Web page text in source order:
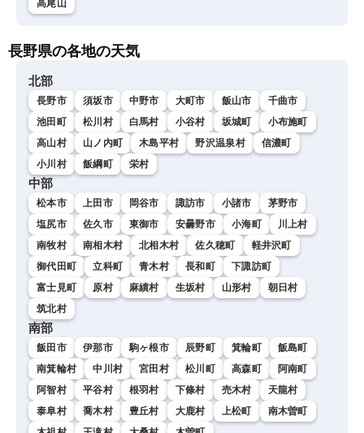
高尾山
長野県の各地の天気
北部
長野市 須坂市 中野市 大町市 飯山市
千曲市
池田町
松川村 白馬村 小谷村 坂城町
小布施町
高山村
山ノ内町 木島平村 野沢温泉村
信濃町
小川村
飯綱町 栄村
中部
松本市 上田市 岡谷市 諏訪市 小諸市
茅野市
塩尻市
佐久市 東御市 安曇野市 小海町
川上村
南牧村
南相木村 北相木村 佐久穂町
軽井沢町
御代田町
立科町 青木村 長和町
下諏訪町
富士見町
原村 麻績村 生坂村 山形村
朝日村
筑北村
南部
飯田市 伊那市 駒ヶ根市 辰野町 箕輪町
飯島町
南箕輪村
中川村 宮田村 松川町 高森町
阿南町
阿智村
平谷村 根羽村 下條村 売木村
天龍村
泰阜村
喬木村 豊丘村 大鹿村 上松町
南木曽町